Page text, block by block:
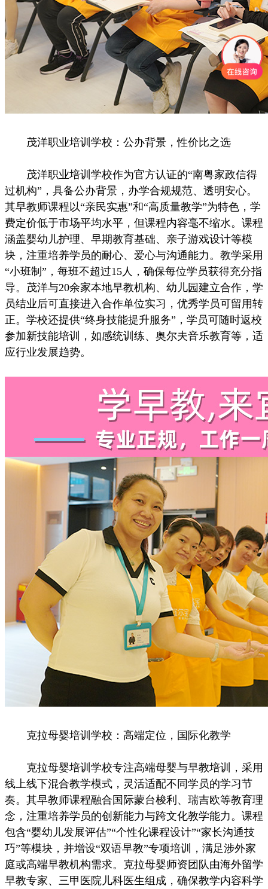
茂洋职业培训学校：公办背景，性价比之选
茂洋职业培训学校作为官方认证的“南粤家政信得
过机构”，具备公办背景，办学合规规范、透明安心。
其早教师课程以“亲民实惠”和“高质量教学”为特色，学
费定价低于市场平均水平，但课程内容毫不缩水。课程
涵盖婴幼儿护理、早期教育基础、亲子游戏设计等模
块，注重培养学员的耐心、爱心与沟通能力。教学采用
“小班制”，每班不超过15人，确保每位学员获得充分指
导。茂洋与20余家本地早教机构、幼儿园建立合作，学
员结业后可直接进入合作单位实习，优秀学员可留用转
正。学校还提供“终身技能提升服务”，学员可随时返校
参加新技能培训，如感统训练、奥尔夫音乐教育等，适
应行业发展趋势。
克拉母婴培训学校：高端定位，国际化教学
克拉母婴培训学校专注高端母婴与早教培训，采用
线上线下混合教学模式，灵活适配不同学员的学习节
奏。其早教师课程融合国际蒙台梭利、瑞吉欧等教育理
念，注重培养学员的创新能力与跨文化教学能力。课程
包含“婴幼儿发展评估”“个性化课程设计”“家长沟通技
巧”等模块，并增设“双语早教”专项培训，满足涉外家
庭或高端早教机构需求。克拉母婴师资团队由海外留学
早教专家、三甲医院儿科医生组成，确保教学内容科学